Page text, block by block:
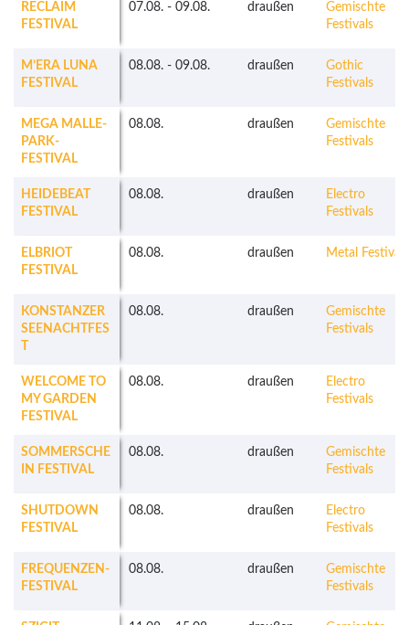
RECLAIM
FESTIVAL
07.08. - 09.08. draußen
Gemischte
Festivals
M’ERA LUNA
FESTIVAL
08.08. - 09.08. draußen
Gothic
Festivals
MEGA MALLE-
PARK-
FESTIVAL
08.08. draußen
Gemischte
Festivals
HEIDEBEAT
FESTIVAL
08.08. draußen
Electro
Festivals
ELBRIOT
FESTIVAL
08.08. draußen Metal Festivals
KONSTANZER
SEENACHTFES
08.08. draußen
Gemischte
Festivals
WELCOME TO
MY GARDEN
FESTIVAL
08.08. draußen
Electro
Festivals
SOMMERSCHE
IN FESTIVAL
08.08. draußen
Gemischte
Festivals
SHUTDOWN
FESTIVAL
08.08. draußen
Electro
Festivals
FREQUENZEN-
FESTIVAL
08.08. draußen
Gemischte
Festivals